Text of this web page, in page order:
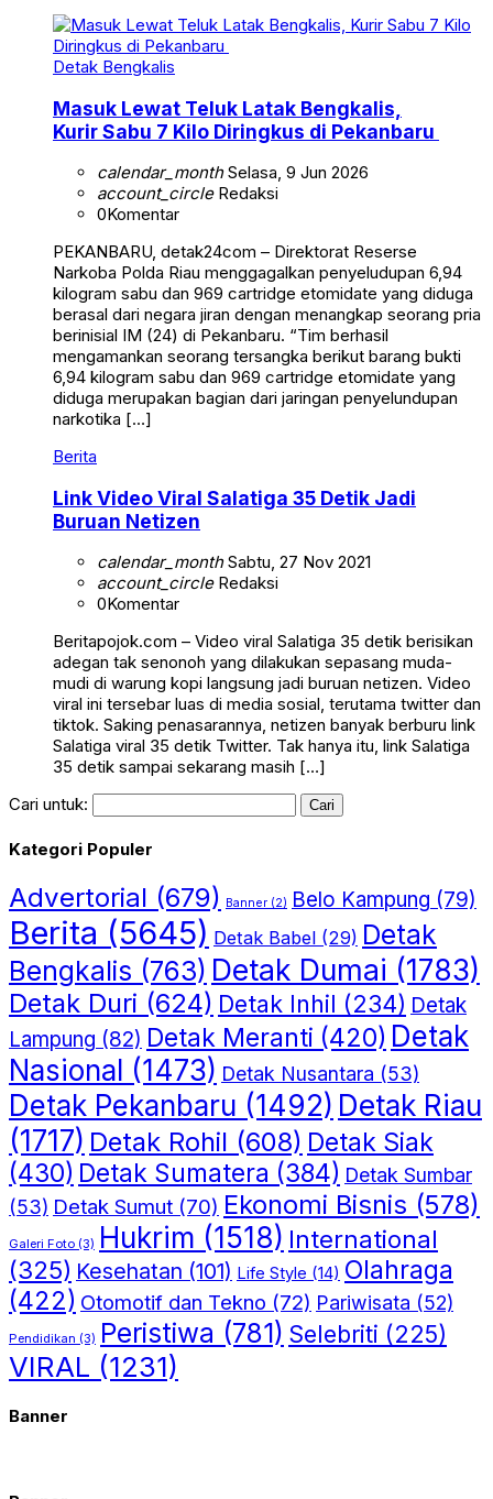
Detak Bengkalis
Masuk Lewat Teluk Latak Bengkalis,
Kurir Sabu 7 Kilo Diringkus di Pekanbaru
calendar_monthSelasa, 9 Jun 2026
account_circleRedaksi
0Komentar
PEKANBARU, detak24com – Direktorat Reserse
Narkoba Polda Riau menggagalkan penyeludupan 6,94
kilogram sabu dan 969 cartridge etomidate yang diduga
berasal dari negara jiran dengan menangkap seorang pria
berinisial IM (24) di Pekanbaru. “Tim berhasil
mengamankan seorang tersangka berikut barang bukti
6,94 kilogram sabu dan 969 cartridge etomidate yang
diduga merupakan bagian dari jaringan penyelundupan
narkotika […]
Berita
Link Video Viral Salatiga 35 Detik Jadi
Buruan Netizen
calendar_monthSabtu, 27 Nov 2021
account_circleRedaksi
0Komentar
Beritapojok.com – Video viral Salatiga 35 detik berisikan
adegan tak senonoh yang dilakukan sepasang muda-
mudi di warung kopi langsung jadi buruan netizen. Video
viral ini tersebar luas di media sosial, terutama twitter dan
tiktok. Saking penasarannya, netizen banyak berburu link
Salatiga viral 35 detik Twitter. Tak hanya itu, link Salatiga
35 detik sampai sekarang masih […]
Cari untuk:
Kategori Populer
Advertorial (679) Banner (2) Belo Kampung (79)
Berita (5645) Detak Babel (29) Detak
Bengkalis (763) Detak Dumai (1783)
Detak Duri (624) Detak Inhil (234) Detak
Lampung (82) Detak Meranti (420) Detak
Nasional (1473) Detak Nusantara (53)
Detak Pekanbaru (1492) Detak Riau
(1717) Detak Rohil (608) Detak Siak
(430) Detak Sumatera (384) Detak Sumbar
(53) Detak Sumut (70) Ekonomi Bisnis (578)
Galeri Foto (3) Hukrim (1518) International
(325) Kesehatan (101) Life Style (14) Olahraga
(422) Otomotif dan Tekno (72) Pariwisata (52)
Pendidikan (3) Peristiwa (781) Selebriti (225)
VIRAL (1231)
Banner